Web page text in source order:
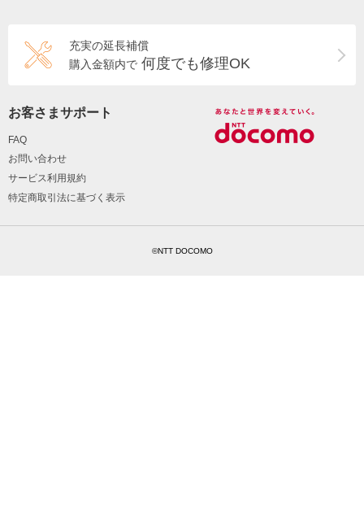
充実の延長補償
購入金額内で 何度でも修理OK
お客さまサポート
FAQ
お問い合わせ
サービス利用規約
特定商取引法に基づく表示
©NTT DOCOMO